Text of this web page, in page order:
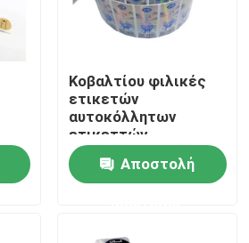
Κοβαλτίου φιλικές
ετικετών
αυτοκόλλητων
ετικεττών
αυτοκόλλητες
ετικέττες
συσκευασίας
Αποστολή